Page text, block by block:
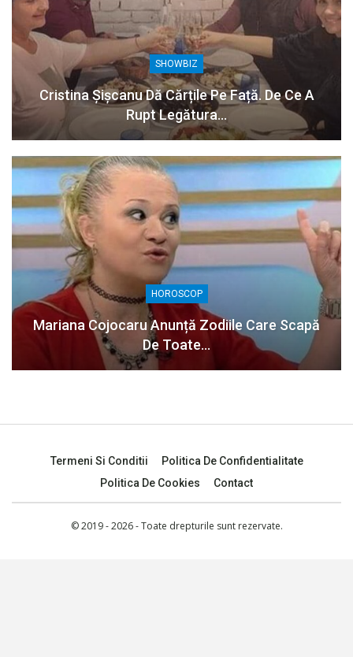
SHOWBIZ
Cristina Șișcanu Dă Cărțile Pe Față. De Ce A
Rupt Legătura…
HOROSCOP
Mariana Cojocaru Anunță Zodiile Care Scapă
De Toate…
Termeni Si Conditii
Politica De Confidentialitate
Politica De Cookies
Contact
© 2019 - 2026 - Toate drepturile sunt rezervate.